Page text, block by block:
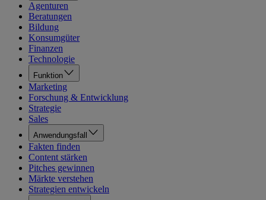
Agenturen
Beratungen
Bildung
Konsumgüter
Finanzen
Technologie
Funktion
Marketing
Forschung & Entwicklung
Strategie
Sales
Anwendungsfall
Fakten finden
Content stärken
Pitches gewinnen
Märkte verstehen
Strategien entwickeln